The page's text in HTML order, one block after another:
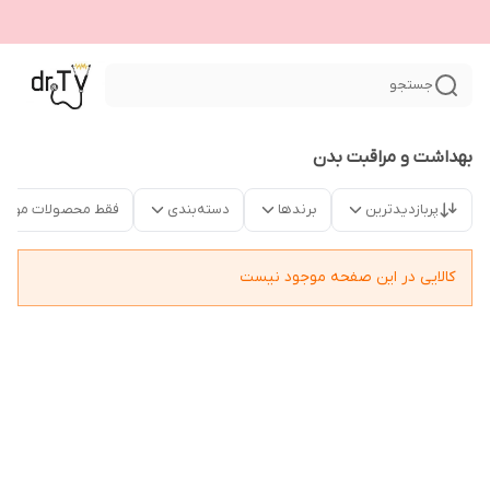
جستجو
بهداشت و مراقبت بدن
پربازدیدترین برندها دسته‌بندی فقط محصولات
کالایی در این صفحه موجود نیست